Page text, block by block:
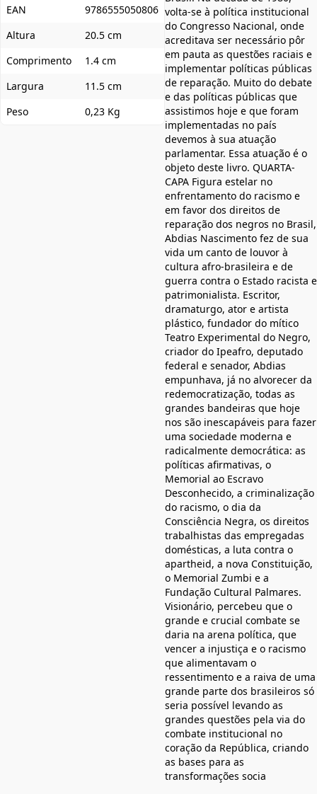
EAN
9786555050806
Altura
20.5 cm
Comprimento
1.4 cm
Largura
11.5 cm
Peso
0,23 Kg
volta-se à política institucional
do Congresso Nacional, onde
acreditava ser necessário pôr
em pauta as questões raciais e
implementar políticas públicas
de reparação. Muito do debate
e das políticas públicas que
assistimos hoje e que foram
implementadas no país
devemos à sua atuação
parlamentar. Essa atuação é o
objeto deste livro. QUARTA-
CAPA Figura estelar no
enfrentamento do racismo e
em favor dos direitos de
reparação dos negros no Brasil,
Abdias Nascimento fez de sua
vida um canto de louvor à
cultura afro-brasileira e de
guerra contra o Estado racista e
patrimonialista. Escritor,
dramaturgo, ator e artista
plástico, fundador do mítico
Teatro Experimental do Negro,
criador do Ipeafro, deputado
federal e senador, Abdias
empunhava, já no alvorecer da
redemocratização, todas as
grandes bandeiras que hoje
nos são inescapáveis para fazer
uma sociedade moderna e
radicalmente democrática: as
políticas afirmativas, o
Memorial ao Escravo
Desconhecido, a criminalização
do racismo, o dia da
Consciência Negra, os direitos
trabalhistas das empregadas
domésticas, a luta contra o
apartheid, a nova Constituição,
o Memorial Zumbi e a
Fundação Cultural Palmares.
Visionário, percebeu que o
grande e crucial combate se
daria na arena política, que
vencer a injustiça e o racismo
que alimentavam o
ressentimento e a raiva de uma
grande parte dos brasileiros só
seria possível levando as
grandes questões pela via do
combate institucional no
coração da República, criando
as bases para as
transformações socia